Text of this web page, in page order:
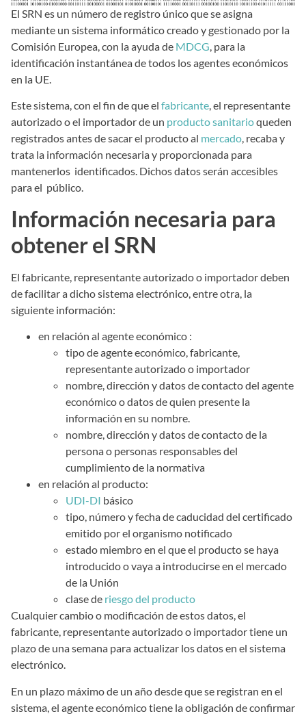
El SRN es un número de registro único que se asigna
mediante un sistema informático creado y gestionado por la
Comisión Europea, con la ayuda de MDCG, para la
identificación instantánea de todos los agentes económicos
en la UE.
Este sistema, con el fin de que el fabricante, el representante
autorizado o el importador de un producto sanitarioqueden
registrados antes de sacar el producto al mercado, recaba y
trata la información necesaria y proporcionada para
mantenerlos identificados. Dichos datos serán accesibles
para el público.
Información necesaria para
obtener el SRN
El fabricante, representante autorizado o importador deben
de facilitar a dicho sistema electrónico, entre otra, la
siguiente información:
en relación al agente económico :
tipo de agente económico, fabricante,
representante autorizado o importador
nombre, dirección y datos de contacto del agente
económico o datos de quien presente la
información en su nombre.
nombre, dirección y datos de contacto de la
persona o personas responsables del
cumplimiento de la normativa
en relación al producto:
UDI-DI básico
tipo, número y fecha de caducidad del certificado
emitido por el organismo notificado
estado miembro en el que el producto se haya
introducido o vaya a introducirse en el mercado
de la Unión
clase de riesgo del producto
Cualquier cambio o modificación de estos datos, el
fabricante, representante autorizado o importador tiene un
plazo de una semana para actualizar los datos en el sistema
electrónico.
En un plazo máximo de un año desde que se registran en el
sistema, el agente económico tiene la obligación de confirmar